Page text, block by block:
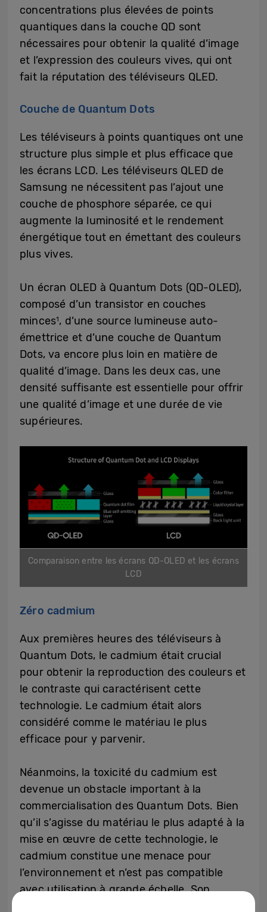
concentrations plus élevées de points
quantiques dans la couche QD sont
nécessaires pour obtenir la qualité d’image
et l’expression des couleurs vives, qui ont
fait la réputation des téléviseurs QLED.
Couche de Quantum Dots
Les téléviseurs à points quantiques ont une
structure plus simple et plus efficace que
les écrans LCD. Les téléviseurs QLED de
Samsung ne nécessitent pas l’ajout une
couche de phosphore séparée, ce qui
augmente la luminosité et le rendement
énergétique tout en émettant des couleurs
plus vives.
Un écran OLED à Quantum Dots (QD-OLED),
composé d’un transistor en couches
minces1, d’une source lumineuse auto-
émettrice et d’une couche de Quantum
Dots, va encore plus loin en matière de
qualité d’image. Dans les deux cas, une
densité suffisante est essentielle pour offrir
une qualité d’image et une durée de vie
supérieures.
Comparaison entre les écrans QD-OLED et les écrans
LCD
Zéro cadmium
Aux premières heures des téléviseurs à
Quantum Dots, le cadmium était crucial
pour obtenir la reproduction des couleurs et
le contraste qui caractérisent cette
technologie. Le cadmium était alors
considéré comme le matériau le plus
efficace pour y parvenir.
Néanmoins, la toxicité du cadmium est
devenue un obstacle important à la
commercialisation des Quantum Dots. Bien
qu’il s’agisse du matériau le plus adapté à la
mise en œuvre de cette technologie, le
cadmium constitue une menace pour
l’environnement et n’est pas compatible
avec utilisation à grande échelle. Son